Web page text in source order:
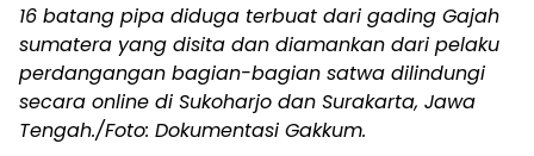
16 batang pipa diduga terbuat dari gading Gajah
sumatera yang disita dan diamankan dari pelaku
perdangangan bagian-bagian satwa dilindungi
secara online di Sukoharjo dan Surakarta, Jawa
Tengah./Foto: Dokumentasi Gakkum.